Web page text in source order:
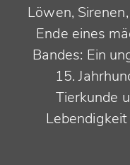
Löwen,
Ende eines
Bandes: Ein
15.
Tierkunde